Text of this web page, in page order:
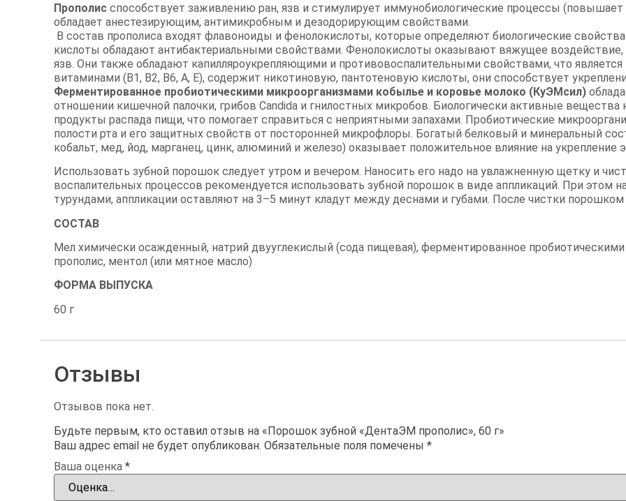
Прополис способствует заживлению ран, язв и стимулирует иммунобиологические процессы
обладает анестезирующим, антимикробным и дезодорирующим свойствами.
В состав прополиса входят флавоноиды и фенолокислоты, которые определяют биологические
кислоты обладают антибактериальными свойствами. Фенолокислоты оказывают вяжущее
язв. Они также обладают капилляроукрепляющими и противовоспалительными свойствами, что является
витаминами (B1, В2, В6, А, Е), содержит никотиновую, пантотеновую кислоты, они способствует
Ферментированное пробиотическими микроорганизмами кобылье и коровье молоко (КуЭМсил)
отношении кишечной палочки, грибов Candida и гнилостных микробов. Биологически активные
продукты распада пищи, что помогает справиться с неприятными запахами. Пробиотические
полости рта и его защитных свойств от посторонней микрофлоры. Богатый белковый и минеральный
кобальт, мед, йод, марганец, цинк, алюминий и железо) оказывает положительное влияние на укрепление
Использовать зубной порошок следует утром и вечером. Наносить его надо на увлажненную щетку и
воспалительных процессов рекомендуется использовать зубной порошок в виде аппликаций. При этом
турундами, аппликации оставляют на 3–5 минут кладут между деснами и губами. После чистки
СОСТАВ
Мел химически осажденный, натрий двууглекислый (сода пищевая), ферментированное
прополис, ментол (или мятное масло)
ФОРМА ВЫПУСКА
60 г
Отзывы
Отзывов пока нет.
Будьте первым, кто оставил отзыв на «Порошок зубной «ДентаЭМ прополис», 60 г»
Ваш адрес email не будет опубликован. Обязательные поля помечены *
Ваша оценка *